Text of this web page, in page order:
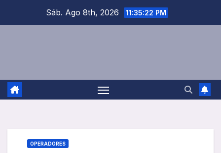
Sáb. Ago 8th, 2026 11:35:22 PM
OPERADORES